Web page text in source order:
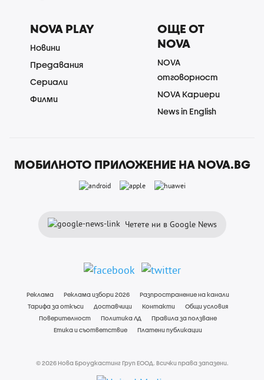
NOVA PLAY
Новини
Предавания
Сериали
Филми
ОЩЕ ОТ
NOVA
NOVA
отговорност
NOVA Кариери
News in English
МОБИЛНОТО ПРИЛОЖЕНИЕ НА NOVA.BG
Четете ни в Google News
Реклама Реклама избори 2026
Разпространение на канали
Тарифа за откъси
Доставчици Контакти
Общи условия
Поверителност
Политика ЛД
Правила за ползване
Етика и съответствие
Платени публикации
© 2026 Нова Броудкастинг Груп ЕООД. Всички права запазени.